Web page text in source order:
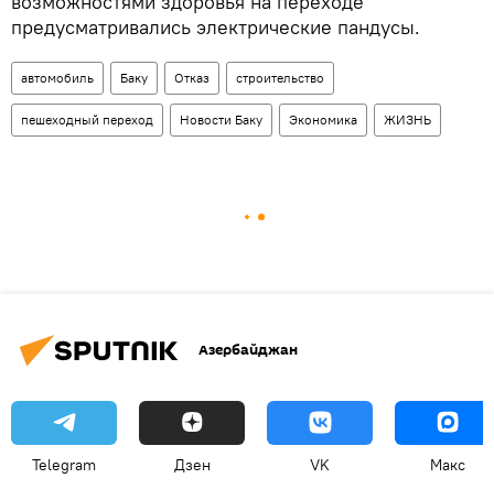
предусматривались электрические пандусы.
автомобиль Баку Отказ строительство
пешеходный переход Новости Баку Экономика ЖИЗНЬ
Азербайджан
Telegram Дзен VK Макс